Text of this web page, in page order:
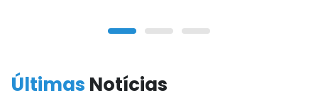
Notícias
Últimas